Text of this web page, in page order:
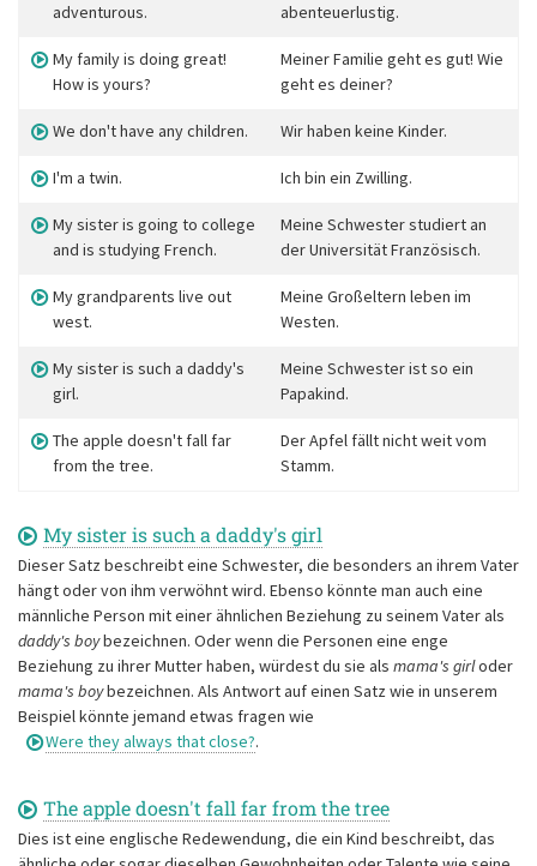
adventurous.
abenteuerlustig.
My family is doing great!
How is yours?
Meiner Familie geht es gut! Wie
geht es deiner?
We don't have any children. Wir haben keine Kinder.
I'm a twin. Ich bin ein Zwilling.
My sister is going to college
and is studying French.
Meine Schwester studiert an
der Universität Französisch.
My grandparents live out
west.
Meine Großeltern leben im
Westen.
My sister is such a daddy's
girl.
Meine Schwester ist so ein
Papakind.
The apple doesn't fall far
from the tree.
Der Apfel fällt nicht weit vom
Stamm.
My sister is such a daddy's girl
Dieser Satz beschreibt eine Schwester, die besonders an ihrem Vater
hängt oder von ihm verwöhnt wird. Ebenso könnte man auch eine
männliche Person mit einer ähnlichen Beziehung zu seinem Vater als
daddy's boybezeichnen. Oder wenn die Personen eine enge
Beziehung zu ihrer Mutter haben, würdest du sie als mama's girloder
mama's boybezeichnen. Als Antwort auf einen Satz wie in unserem
Beispiel könnte jemand etwas fragen wie
Were they always that close?.
The apple doesn't fall far from the tree
Dies ist eine englische Redewendung, die ein Kind beschreibt, das